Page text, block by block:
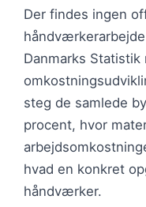
Der findes ingen
Danmarks
steg de samlede
procent, hvor
hvad en konkret
håndværker.